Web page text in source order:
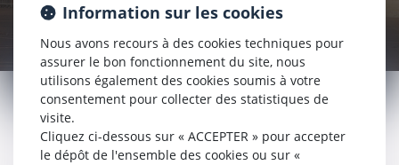
DEMANDE DE MÉDIATION
Information sur les cookies
Nous avons recours à des cookies techniques pour
assurer le bon fonctionnement du site, nous
utilisons également des cookies soumis à votre
consentement pour collecter des statistiques de
visite.
Cliquez ci-dessous sur « ACCEPTER » pour accepter
le dépôt de l'ensemble des cookies ou sur «